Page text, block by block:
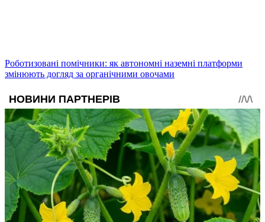
Роботизовані помічники: як автономні наземні платформи
змінюють догляд за органічними овочами